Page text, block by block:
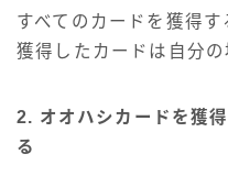
すべてのカードを獲得す
獲得したカードは自分の
2. オオハシカードを獲
る